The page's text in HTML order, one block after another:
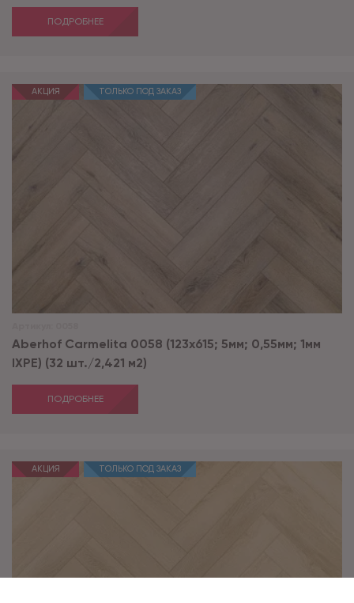
ПОДРОБНЕЕ
АКЦИЯ ТОЛЬКО ПОД ЗАКАЗ
Aberhof Carmelita 0058 (123x615; 5мм; 0,55мм; 1мм
IXPE) (32 шт./2,421 м2)
ПОДРОБНЕЕ
АКЦИЯ ТОЛЬКО ПОД ЗАКАЗ